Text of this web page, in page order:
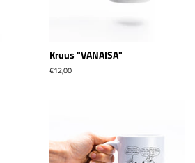
Kruus "VANAISA"
Tavahind
€12,00